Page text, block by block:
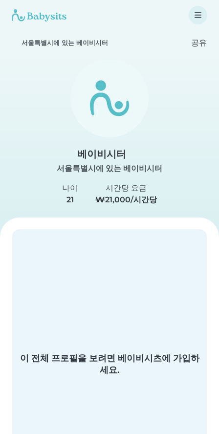
서울특별시에 있는 베이비시터 공유
베이비시터
서울특별시에 있는 베이비시터
나이
21
시간당 요금
₩21,000/시간당
이 전체 프로필을 보려면 베이비시츠에 가입하
세요.